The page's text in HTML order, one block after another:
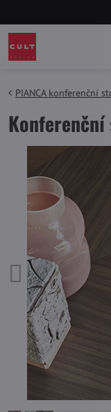
PIANCA konferenční